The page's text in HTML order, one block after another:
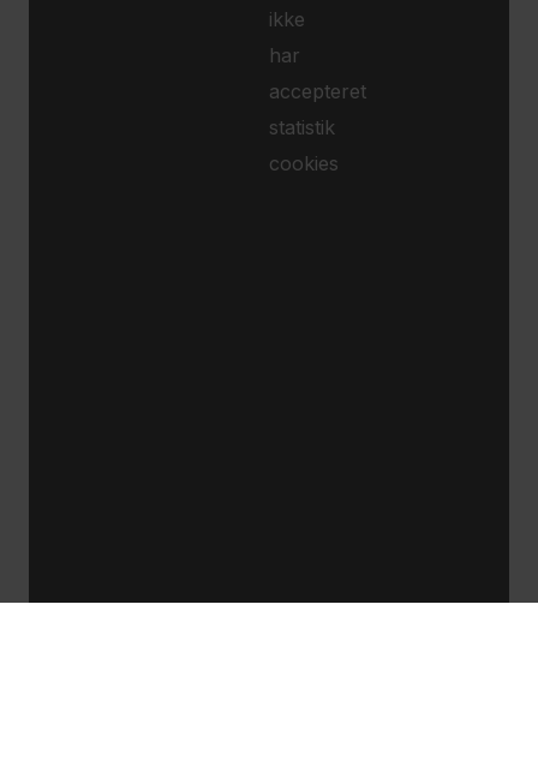
ikke
har
accepteret
statistik
cookies